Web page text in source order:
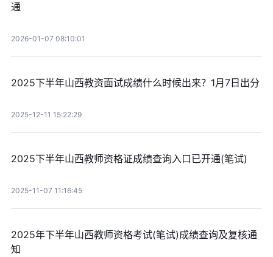
通
2026-01-07 08:10:01
2025下半年山西教资面试成绩什么时候出来？1月7日出分
2025-12-11 15:22:29
2025下半年山西教师资格证成绩查询入口已开通(笔试)
2025-11-07 11:16:45
2025年下半年山西教师资格考试(笔试)成绩查询及复核通
知